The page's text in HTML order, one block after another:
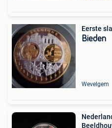
Eerste
Bieden
Wevelgem